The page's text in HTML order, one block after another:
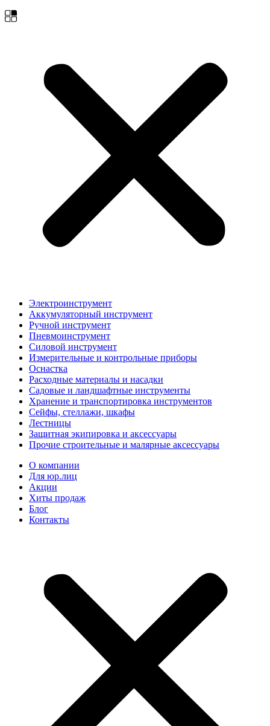
Электроинструмент
Аккумуляторный инструмент
Ручной инструмент
Пневмоинструмент
Силовой инструмент
Измерительные и контрольные приборы
Оснастка
Расходные материалы и насадки
Садовые и ландшафтные инструменты
Хранение и транспортировка инструментов
Сейфы, стеллажи, шкафы
Лестницы
Защитная экипировка и аксессуары
Прочие строительные и малярные аксессуары
О компании
Для юр.лиц
Акции
Хиты продаж
Блог
Контакты